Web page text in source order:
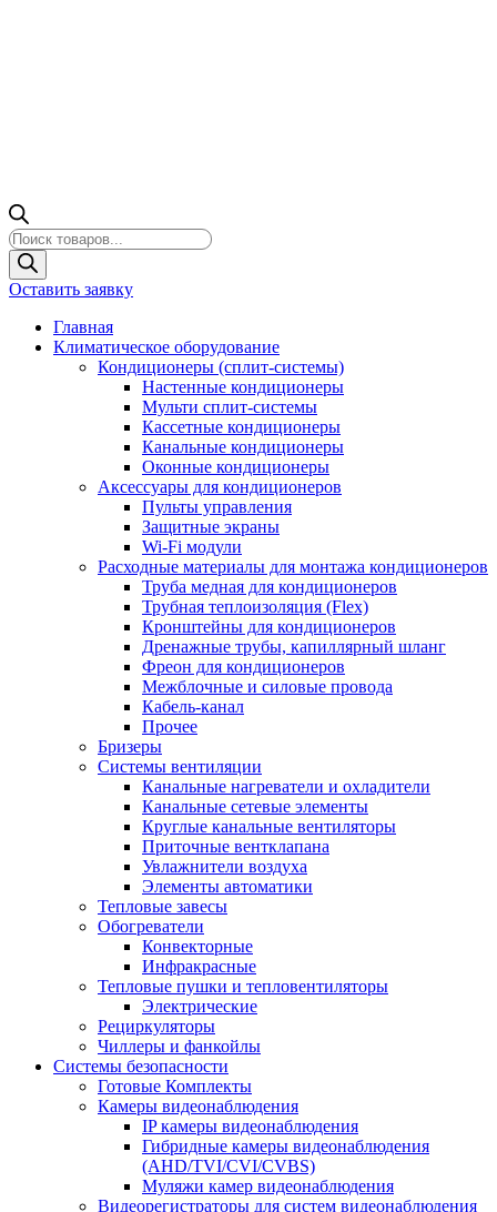
Поиск
товаров
Оставить заявку
Главная
Климатическое оборудование
Кондиционеры (сплит-системы)
Настенные кондиционеры
Мульти сплит-системы
Кассетные кондиционеры
Канальные кондиционеры
Оконные кондиционеры
Аксессуары для кондиционеров
Пульты управления
Защитные экраны
Wi-Fi модули
Расходные материалы для монтажа кондиционеров
Труба медная для кондиционеров
Трубная теплоизоляция (Flex)
Кронштейны для кондиционеров
Дренажные трубы, капиллярный шланг
Фреон для кондиционеров
Межблочные и силовые провода
Кабель-канал
Прочее
Бризеры
Системы вентиляции
Канальные нагреватели и охладители
Канальные сетевые элементы
Круглые канальные вентиляторы
Приточные вентклапана
Увлажнители воздуха
Элементы автоматики
Тепловые завесы
Обогреватели
Конвекторные
Инфракрасные
Тепловые пушки и тепловентиляторы
Электрические
Рециркуляторы
Чиллеры и фанкойлы
Системы безопасности
Готовые Комплекты
Камеры видеонаблюдения
IP камеры видеонаблюдения
Гибридные камеры видеонаблюдения
(AHD/TVI/CVI/CVBS)
Муляжи камер видеонаблюдения
Видеорегистраторы для систем видеонаблюдения